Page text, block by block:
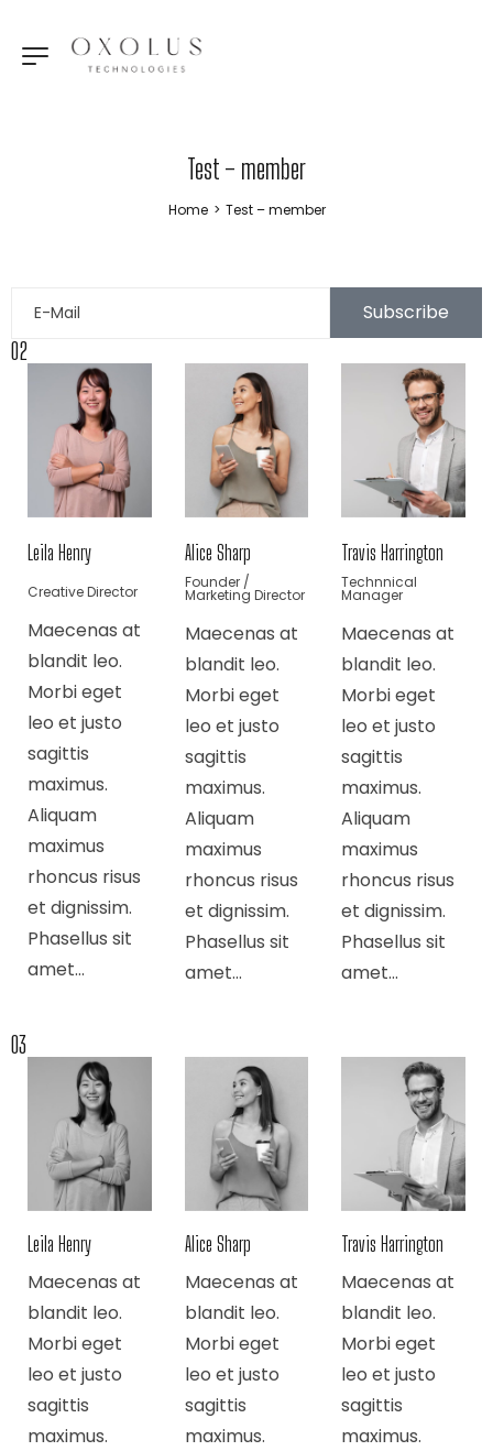
Test – member
Home > Test – member
Subscribe
02
Leila Henry
Creative Director
Maecenas at
blandit leo.
Morbi eget
leo et justo
sagittis
maximus.
Aliquam
maximus
rhoncus risus
et dignissim.
Phasellus sit
amet…
Alice Sharp
Founder /
Marketing Director
Maecenas at
blandit leo.
Morbi eget
leo et justo
sagittis
maximus.
Aliquam
maximus
rhoncus risus
et dignissim.
Phasellus sit
amet…
Travis Harrington
Technnical
Manager
Maecenas at
blandit leo.
Morbi eget
leo et justo
sagittis
maximus.
Aliquam
maximus
rhoncus risus
et dignissim.
Phasellus sit
amet…
03
Leila Henry
Maecenas at
blandit leo.
Morbi eget
leo et justo
sagittis
maximus.
Alice Sharp
Maecenas at
blandit leo.
Morbi eget
leo et justo
sagittis
maximus.
Travis Harrington
Maecenas at
blandit leo.
Morbi eget
leo et justo
sagittis
maximus.